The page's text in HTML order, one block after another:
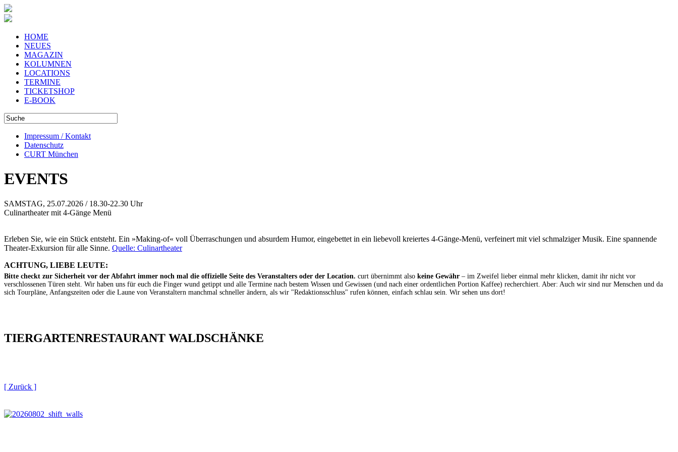
HOME
NEUES
MAGAZIN
KOLUMNEN
LOCATIONS
TERMINE
TICKETSHOP
E-BOOK
Impressum / Kontakt
Datenschutz
CURT München
EVENTS
SAMSTAG, 25.07.2026 / 18.30-22.30 Uhr
Culinartheater mit 4-Gänge Menü
Erleben Sie, wie ein Stück entsteht. Ein »Making-of« voll Überraschungen und absurdem Humor, eingebettet in ein liebevoll kreiertes 4-Gänge-Menü, verfeinert mit viel schmalziger Musik. Eine spannende
Theater-Exkursion für alle Sinne. Quelle: Culinartheater
ACHTUNG, LIEBE LEUTE:
Bitte checkt zur Sicherheit vor der Abfahrt immer noch mal die offizielle Seite des Veranstalters oder der Location. curt übernimmt also keine Gewähr – im Zweifel lieber einmal mehr klicken, damit ihr nicht vor
verschlossenen Türen steht. Wir haben uns für euch die Finger wund getippt und alle Termine nach bestem Wissen und Gewissen (und nach einer ordentlichen Portion Kaffee) recherchiert. Aber: Auch wir sind nur Menschen und da
sich Tourpläne, Anfangszeiten oder die Laune von Veranstaltern manchmal schneller ändern, als wir "Redaktionsschluss" rufen können, einfach schlau sein. Wir sehen uns dort!
TIERGARTEN­RESTAURANT WALDSCHÄNKE
[ Zurück ]